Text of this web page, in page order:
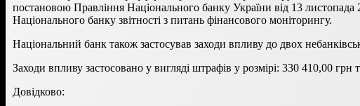
постановою Правління Національного банку України від 13
Національного банку звітності з питань фінансового моніторингу.
Національний банк також застосував заходи впливу до двох
Заходи впливу застосовано у вигляді штрафів у розмірі: 330 410,00 грн
Довідково: